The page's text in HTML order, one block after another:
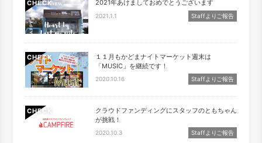
CHECK 2021年あけましておめでとうございます
2021.1.1 Staffよりご報告
CHECK
１１月もかどまナイトマーケット週末は
「MUSIC」を継続です！
2020.10.16 Staffよりご報告
CHECK
クラウドファンディングにスタッフのともちゃん
が挑戦！
2020.10.3 Staffよりご報告